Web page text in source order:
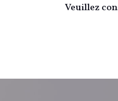
Veuillez